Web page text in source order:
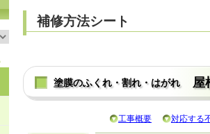
補修方法シート
塗膜のふくれ・割れ・はがれ 屋
工事概要 対応する